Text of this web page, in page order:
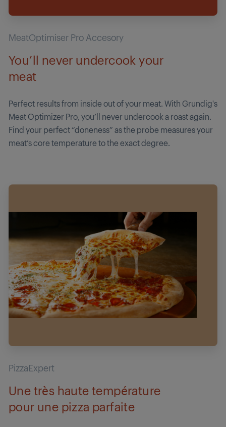
MeatOptimiser Pro Accesory
You’ll never undercook your
meat
Perfect results from inside out of your meat. With Grundig's
Meat Optimizer Pro, you’ll never undercook a roast again.
Find your perfect “doneness” as the probe measures your
meat’s core temperature to the exact degree.
PizzaExpert
Une très haute température
pour une pizza parfaite